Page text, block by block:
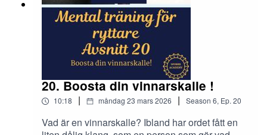
20. Boosta din vinnarskalle !
10:18 | måndag 23 mars 2026 | Season 6, Ep. 20
Vad är en vinnarskalle? Ibland har ordet fått en